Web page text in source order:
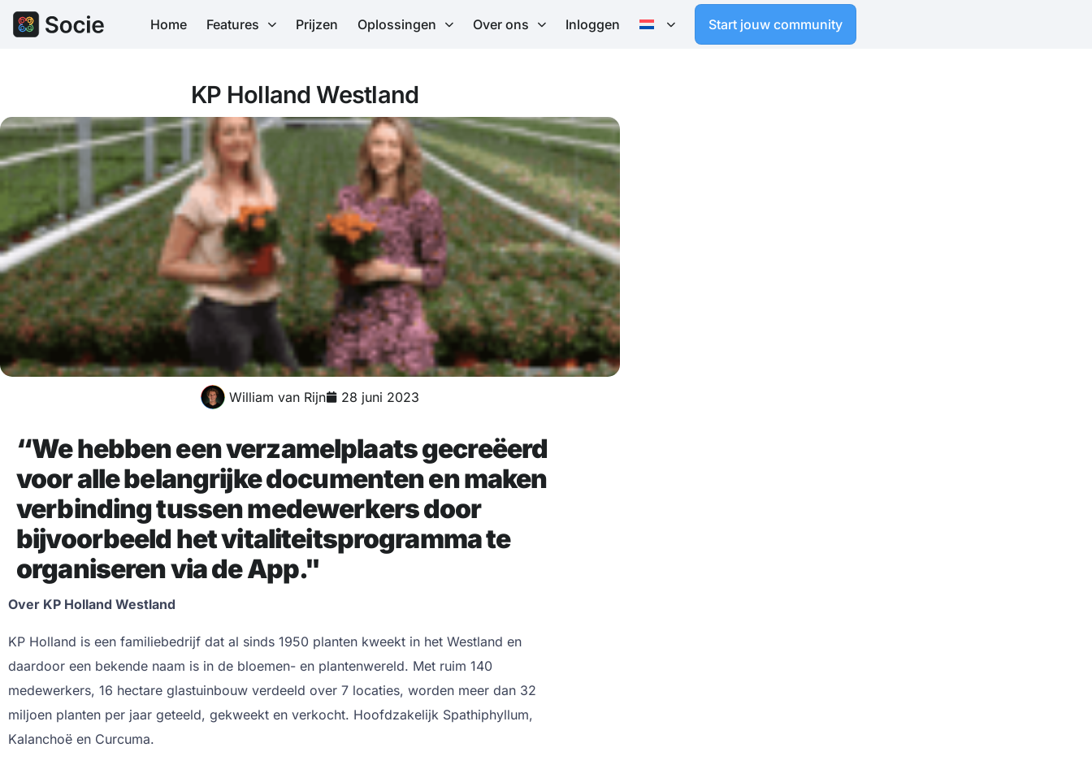
Home Features Prijzen Oplossingen Over ons Inloggen Start jouw community
KP Holland Westland
William van Rijn 28 juni 2023
“We hebben een verzamelplaats gecreëerd
voor alle belangrijke documenten en maken
verbinding tussen medewerkers door
bijvoorbeeld het vitaliteitsprogramma te
organiseren via de App."
Over KP Holland Westland
KP Holland is een familiebedrijf dat al sinds 1950 planten kweekt in het Westland en
daardoor een bekende naam is in de bloemen- en plantenwereld. Met ruim 140
medewerkers, 16 hectare glastuinbouw verdeeld over 7 locaties, worden meer dan 32
miljoen planten per jaar geteeld, gekweekt en verkocht. Hoofdzakelijk Spathiphyllum,
Kalanchoë en Curcuma.